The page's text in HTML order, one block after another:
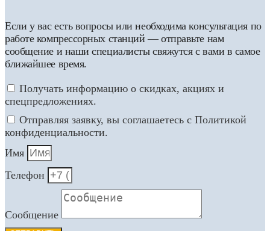
Если у вас есть вопросы или необходима консультация по
работе компрессорных станций — отправьте нам
сообщение и наши специалисты свяжутся с вами в самое
ближайшее время.
Получать информацию о скидках, акциях и
спецпредложениях.
Отправляя заявку, вы соглашаетесь с Политикой
конфиденциальности.
Имя
Телефон
Сообщение